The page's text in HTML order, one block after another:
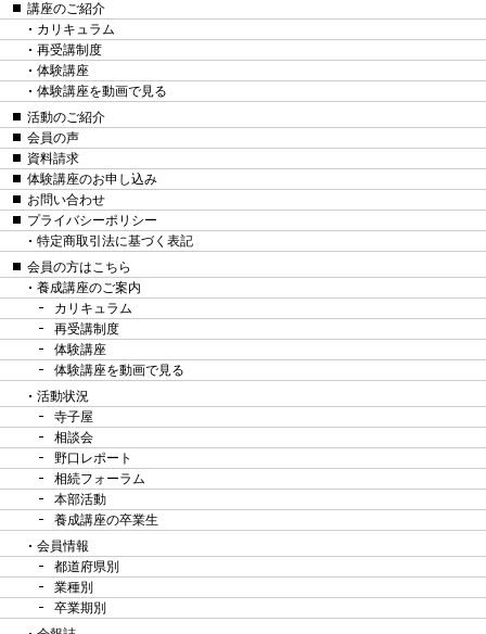
講座のご紹介
カリキュラム
再受講制度
体験講座
体験講座を動画で見る
活動のご紹介
会員の声
資料請求
体験講座のお申し込み
お問い合わせ
プライバシーポリシー
特定商取引法に基づく表記
会員の方はこちら
養成講座のご案内
カリキュラム
再受講制度
体験講座
体験講座を動画で見る
活動状況
寺子屋
相談会
野口レポート
相続フォーラム
本部活動
養成講座の卒業生
会員情報
都道府県別
業種別
卒業期別